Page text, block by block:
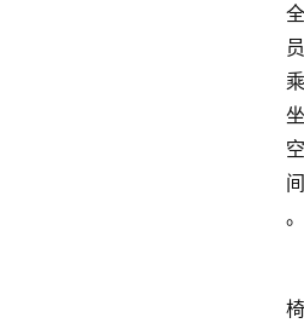
全
员
乘
坐
空
间
。
椅